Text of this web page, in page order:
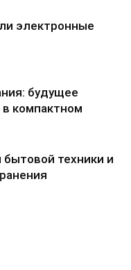
электронные
будущее
компактном
техники и